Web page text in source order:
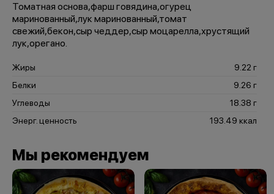
Томатная основа,фарш говядина,огурец
маринованный,лук маринованный,томат
свежий,бекон,сыр чеддер,сыр моцарелла,хрустящий
лук,орегано.
Жиры
9.22 г
Белки
9.26 г
Углеводы
18.38 г
Энерг. ценность
193.49 ккал
Мы рекомендуем